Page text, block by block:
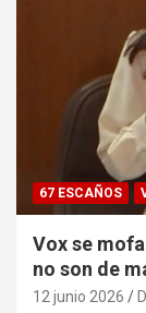
67 ESCAÑOS
Vox se
no son de
12 junio 2026